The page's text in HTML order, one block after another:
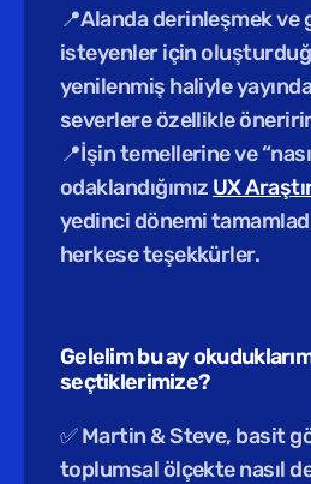
📍Alanda derinleşmek ve
isteyenler için
yenilenmiş haliyle
severlere özellikle
📍İşin temellerine ve
odaklandığımız UX
yedinci dönemi
herkese teşekkürler.
Gelelim bu ay
seçtiklerimize?
✅ Martin & Steve, basit
toplumsal ölçekte nasıl